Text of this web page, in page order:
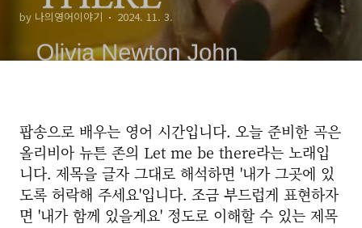
by 나의영어이야기 2024. 11. 3.
팝송으로 배우는 영어 시간입니다. 오늘 준비한 곡은
올리비아 뉴튼 존의 Let me be there라는 노래입
니다. 제목을 글자 그대로 해석하면 '내가 그곳에 있
도록 허락해 주세요'입니다. 조금 부드럽게 표현하자
면 '내가 함께 있을게요' 정도로 이해할 수 있는 제목